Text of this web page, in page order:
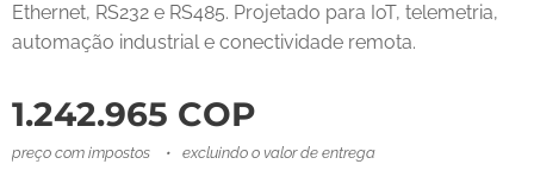
Ethernet, RS232 e RS485. Projetado para IoT, telemetria,
automação industrial e conectividade remota.
1.242.965 COP
preço com impostos excluindo o valor de entrega